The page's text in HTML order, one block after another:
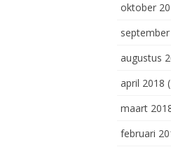
oktober
augustus
april 2018
maart
februari